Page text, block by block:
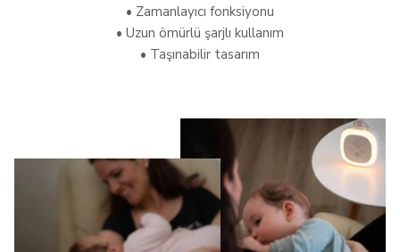
• Zamanlayıcı fonksiyonu
• Uzun ömürlü şarjlı kullanım
• Taşınabilir tasarım